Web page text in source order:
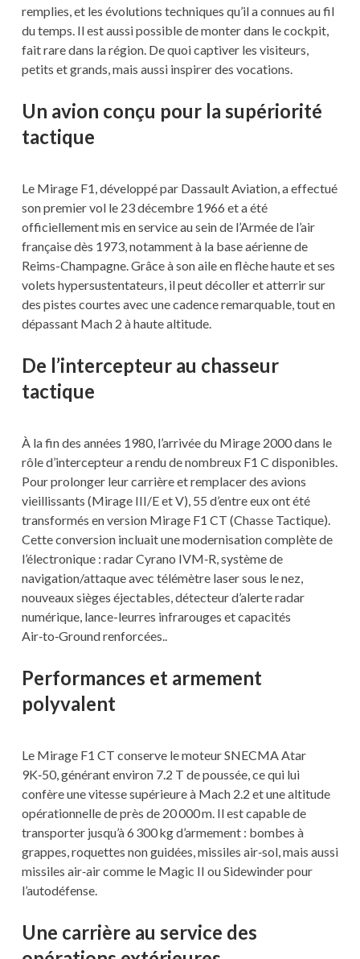
remplies, et les évolutions techniques qu’il a connues au fil
du temps. Il est aussi possible de monter dans le cockpit,
fait rare dans la région. De quoi captiver les visiteurs,
petits et grands, mais aussi inspirer des vocations.
Un avion conçu pour la supériorité
tactique
Le Mirage F1, développé par Dassault Aviation, a effectué
son premier vol le 23 décembre 1966 et a été
officiellement mis en service au sein de l’Armée de l’air
française dès 1973, notamment à la base aérienne de
Reims-Champagne. Grâce à son aile en flèche haute et ses
volets hypersustentateurs, il peut décoller et atterrir sur
des pistes courtes avec une cadence remarquable, tout en
dépassant Mach 2 à haute altitude.
De l’intercepteur au chasseur
tactique
À la fin des années 1980, l’arrivée du Mirage 2000 dans le
rôle d’intercepteur a rendu de nombreux F1 C disponibles.
Pour prolonger leur carrière et remplacer des avions
vieillissants (Mirage III/E et V), 55 d’entre eux ont été
transformés en version Mirage F1 CT (Chasse Tactique).
Cette conversion incluait une modernisation complète de
l’électronique : radar Cyrano IVM‑R, système de
navigation/attaque avec télémètre laser sous le nez,
nouveaux sièges éjectables, détecteur d’alerte radar
numérique, lance-leurres infrarouges et capacités
Air‑to‑Ground renforcées..
Performances et armement
polyvalent
Le Mirage F1 CT conserve le moteur SNECMA Atar
9K‑50, générant environ 7.2 T de poussée, ce qui lui
confère une vitesse supérieure à Mach 2.2 et une altitude
opérationnelle de près de 20 000 m. Il est capable de
transporter jusqu’à 6 300 kg d’armement : bombes à
grappes, roquettes non guidées, missiles air‑sol, mais aussi
missiles air‑air comme le Magic II ou Sidewinder pour
l’autodéfense.
Une carrière au service des